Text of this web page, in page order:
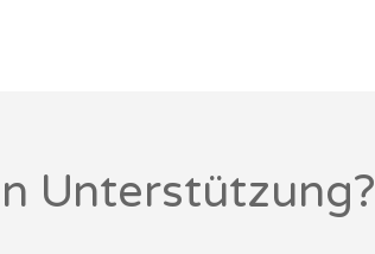
Unterstützung?